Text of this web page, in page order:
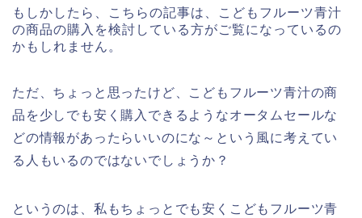
もしかしたら、こちらの記事は、こどもフルーツ青汁
の商品の購入を検討している方がご覧になっているの
かもしれません。
ただ、ちょっと思ったけど、こどもフルーツ青汁の商
品を少しでも安く購入できるようなオータムセールな
どの情報があったらいいのにな～という風に考えてい
る人もいるのではないでしょうか？
というのは、私もちょっとでも安くこどもフルーツ青